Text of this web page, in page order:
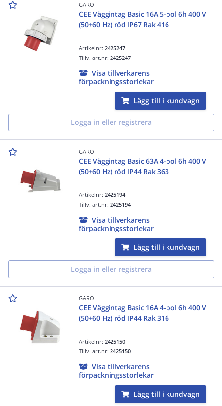
GARO
CEE Väggintag Basic 16A 5-pol 6h 400 V
(50+60 Hz) röd IP67 Rak 416
Artikelnr:2425247
Tillv. art.nr:2425247
Visa tillverkarens
förpackningsstorlekar
Lägg till i kundvagn
Logga in eller registrera
GARO
CEE Väggintag Basic 63A 4-pol 6h 400 V
(50+60 Hz) röd IP44 Rak 363
Artikelnr:2425194
Tillv. art.nr:2425194
Visa tillverkarens
förpackningsstorlekar
Lägg till i kundvagn
Logga in eller registrera
GARO
CEE Väggintag Basic 16A 4-pol 6h 400 V
(50+60 Hz) röd IP44 Rak 316
Artikelnr:2425150
Tillv. art.nr:2425150
Visa tillverkarens
förpackningsstorlekar
Lägg till i kundvagn